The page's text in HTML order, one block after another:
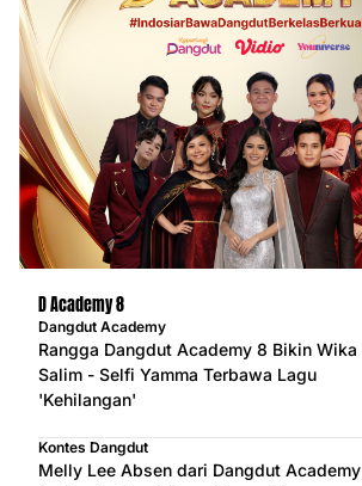
D Academy 8
Dangdut Academy
Rangga Dangdut Academy 8 Bikin Wika
Salim - Selfi Yamma Terbawa Lagu
'Kehilangan'
Kontes Dangdut
Melly Lee Absen dari Dangdut Academy